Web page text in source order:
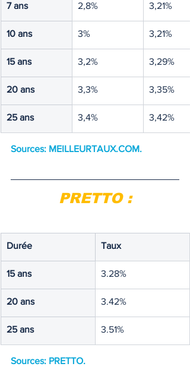
7 ans 2,8% 3,21%
10 ans 3% 3,21%
15 ans 3,2% 3,29%
20 ans 3,3% 3,35%
25 ans 3,4% 3,42%
Sources: MEILLEURTAUX.COM.
PRETTO :
Durée Taux
15 ans 3.28%
20 ans 3.42%
25 ans 3.51%
Sources: PRETTO.